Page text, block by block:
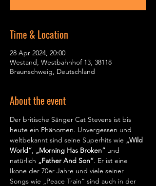
Time & Location
28 Apr 2024, 20:00
Westand, Westbahnhof 13, 38118
Braunschweig, Deutschland
About the event
Der britische Sänger Cat Stevens ist bis
heute ein Phänomen. Unvergessen und
weltbekannt sind seine Superhits wie „Wild
World“, „Morning Has Broken“ und
natürlich „Father And Son“. Er ist eine
Ikone der 70er Jahre und viele seiner
Songs wie „Peace Train“ sind auch in der